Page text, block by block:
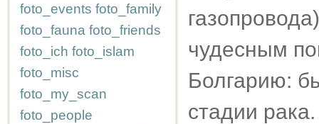
foto_events foto_family
foto_fauna foto_friends
foto_ich foto_islam
foto_misc
foto_my_scan
foto_people
чудесным
Болгарию:
стадии рака.